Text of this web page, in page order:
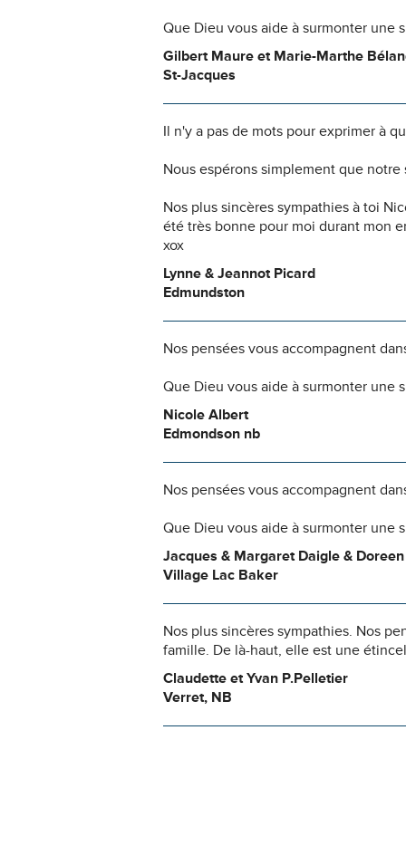
Que Dieu vous aide à surmonter une
Gilbert Maure et Marie-Marthe
St-Jacques
Il n'y a pas de mots pour exprimer à
Nous espérons simplement que
Nos plus sincères sympathies à toi
été très bonne pour moi durant mon
xox
Lynne & Jeannot Picard
Edmundston
Nos pensées vous accompagnent
Que Dieu vous aide à surmonter une
Nicole Albert
Edmondson nb
Nos pensées vous accompagnent
Que Dieu vous aide à surmonter une
Jacques & Margaret Daigle &
Village Lac Baker
Nos plus sincères sympathies. Nos
famille. De là-haut, elle est une
Claudette et Yvan P.Pelletier
Verret, NB